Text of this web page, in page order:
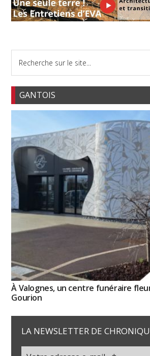
GANTOIS
À Valognes, un centre funéraire
Gourion
LA NEWSLETTER DE